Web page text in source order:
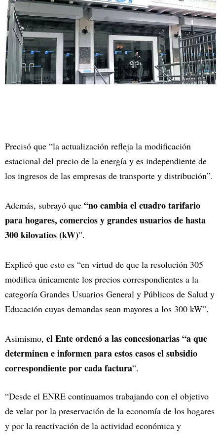
Precisó que “la actualización refleja la modificación
estacional del precio de la energía y es independiente de
los ingresos de las empresas de transporte y distribución”.
Además, subrayó que “no cambia el cuadro tarifario
para hogares, comercios y grandes usuarios de hasta
300 kilovatios (kW)”.
Explicó que esto es “en virtud de que la resolución 305
modifica únicamente los precios correspondientes a la
categoría Grandes Usuarios General y Públicos de Salud y
Educación cuyas demandas sean mayores a los 300 kW”.
Asimismo, el Ente ordenó a las concesionarias “a que
determinen e informen para estos casos el subsidio
correspondiente por cada factura”.
“Desde el ENRE continuamos trabajando con el objetivo
de velar por la preservación de la economía de los hogares
y por la reactivación de la actividad económica y